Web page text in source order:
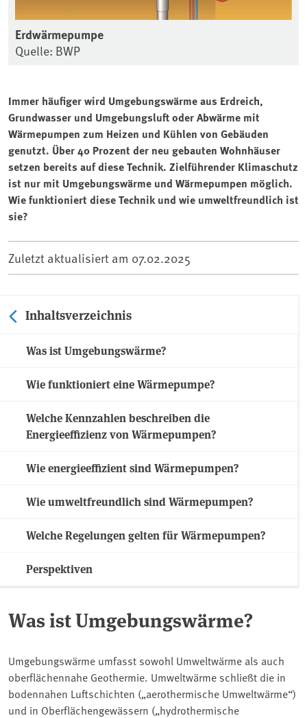
Erdwärmepumpe
Quelle: BWP
Immer häufiger wird Umgebungswärme aus Erdreich,
Grundwasser und Umgebungsluft oder Abwärme mit
Wärmepumpen zum Heizen und Kühlen von Gebäuden
genutzt. Über 40 Prozent der neu gebauten Wohnhäuser
setzen bereits auf diese Technik. Zielführender Klimaschutz
ist nur mit Umgebungswärme und Wärmepumpen möglich.
Wie funktioniert diese Technik und wie umweltfreundlich ist
sie?
Zuletzt aktualisiert am 07.02.2025
Inhaltsverzeichnis
Was ist Umgebungswärme?
Wie funktioniert eine Wärmepumpe?
Welche Kennzahlen beschreiben die
Energieeffizienz von Wärmepumpen?
Wie energieeffizient sind Wärmepumpen?
Wie umweltfreundlich sind Wärmepumpen?
Welche Regelungen gelten für Wärmepumpen?
Perspektiven
Was ist Umgebungswärme?
Umgebungswärme umfasst sowohl Umweltwärme als auch
oberflächennahe Geothermie. Umweltwärme schließt die in
bodennahen Luftschichten („aerothermische Umweltwärme“)
und in Oberflächengewässern („hydrothermische